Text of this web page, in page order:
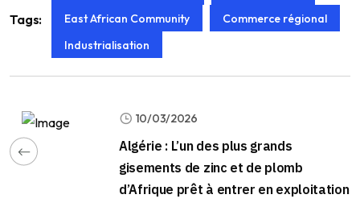
Tags:
East African Community
Commerce régional
Industrialisation
10/03/2026
Algérie : L’un des plus grands
gisements de zinc et de plomb
d’Afrique prêt à entrer en exploitation